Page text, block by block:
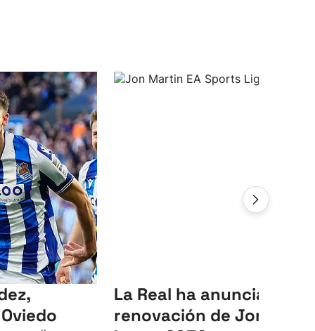
La Real ha anunciado la
renovación de Jon